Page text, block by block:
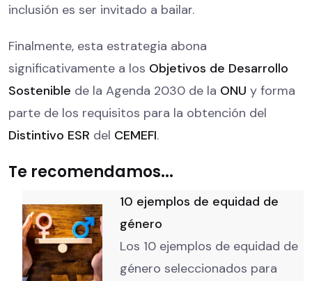
inclusión es ser invitado a bailar.
Finalmente, esta estrategia abona
significativamente a los Objetivos de Desarrollo
Sostenible de la Agenda 2030 de la ONU y forma
parte de los requisitos para la obtención del
Distintivo ESR del CEMEFI.
Te recomendamos...
10 ejemplos de equidad de
género
Los 10 ejemplos de equidad de
género seleccionados para